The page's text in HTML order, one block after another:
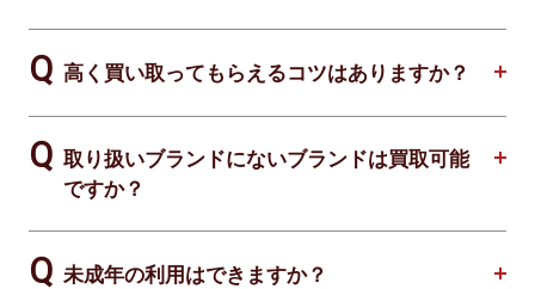
高く買い取ってもらえるコツはありますか？
取り扱いブランドにないブランドは買取可能
ですか？
未成年の利用はできますか？